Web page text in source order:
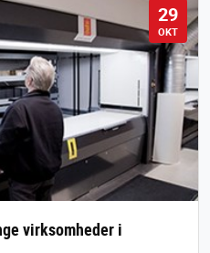
29
OKT
virksomheder i